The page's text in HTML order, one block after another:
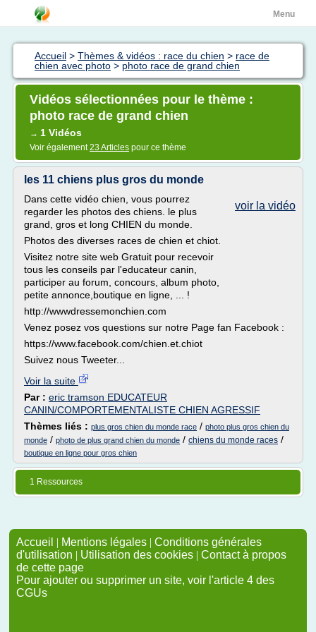
Menu
Accueil > Thèmes & vidéos : race du chien > race de
chien avec photo > photo race de grand chien
Vidéos sélectionnées pour le thème :
photo race de grand chien
→ 1 Vidéos
Voir également23 Articles pour ce thème
les 11 chiens plus gros du monde
voir la vidéo
Dans cette vidéo chien, vous pourrez
regarder les photos des chiens. le plus
grand, gros et long CHIEN du monde.
Photos des diverses races de chien et chiot.
Visitez notre site web Gratuit pour recevoir
tous les conseils par l'educateur canin,
participer au forum, concours, album photo,
petite annonce,boutique en ligne, ... !
http://wwwdressemonchien.com
Venez posez vos questions sur notre Page fan Facebook :
https://www.facebook.com/chien.et.chiot
Suivez nous Tweeter...
Voir la suite
Par : eric tramson EDUCATEUR
CANIN/COMPORTEMENTALISTE CHIEN AGRESSIF
Thèmes liés : plus gros chien du monde race / photo plus gros chien du
monde / photo de plus grand chien du monde / chiens du monde races /
boutique en ligne pour gros chien
1 Ressources
Accueil | Mentions légales | Conditions générales
d'utilisation | Utilisation des cookies | Contact à propos
de cette page
Pour ajouter ou supprimer un site, voir l'article 4 des
CGUs